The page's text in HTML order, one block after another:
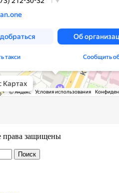
права защищены
Поиск